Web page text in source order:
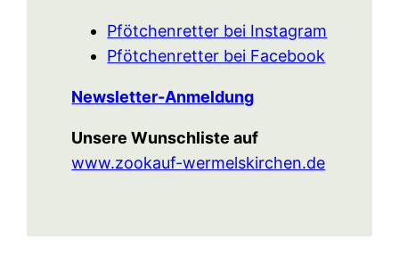
Pfötchenretter bei Instagram
Pfötchenretter bei Facebook
Newsletter-Anmeldung
Unsere Wunschliste auf
www.zookauf-wermelskirchen.de